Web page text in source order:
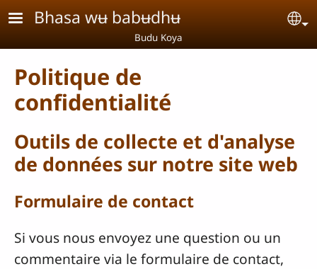
Aller au contenu principal
Bhasa wʉ babʉdhʉ
Budu Koya
Politique de
confidentialité
Outils de collecte et d'analyse
de données sur notre site web
Formulaire de contact
Si vous nous envoyez une question ou un
commentaire via le formulaire de contact,